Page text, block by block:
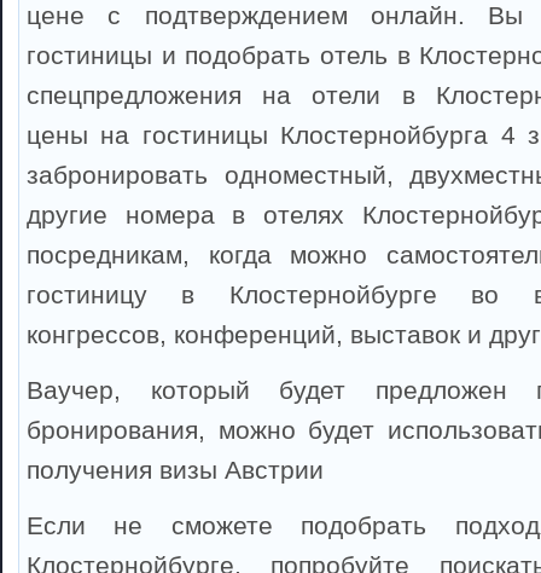
цене с подтверждением онлайн. Вы
гостиницы и подобрать отель в
спецпредложения на отели в
цены на гостиницы Клостернойбурга 4
забронировать одноместный,
другие номера в отелях
посредникам, когда можно
гостиницу в Клостернойбурге во
конгрессов, конференций, выставок и
Ваучер, который будет предложен
бронирования, можно будет
получения визы Австрии
Если не сможете подобрать
Клостернойбурге, попробуйте